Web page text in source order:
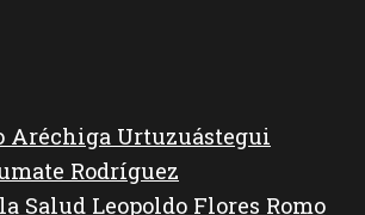
Aréchiga Urtuzuástegui
Rodríguez
Salud Leopoldo Flores Romo